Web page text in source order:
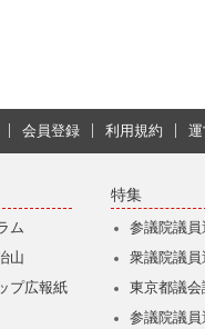
会員登録 利用規約
ム
山
プ広報紙
特集
参議院議員
衆議院議員
東京都議
参議院議員